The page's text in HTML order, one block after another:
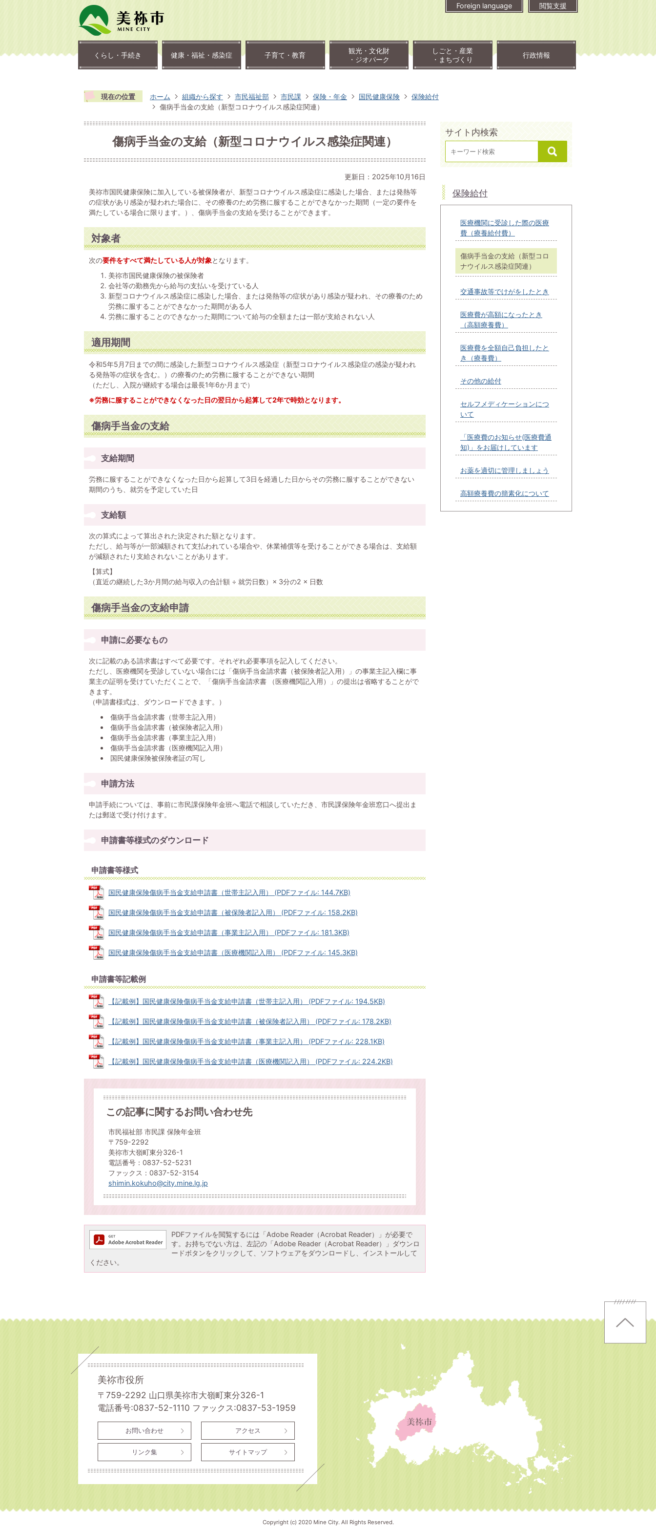
Foreign language 閲覧支援
くらし・手続き 健康・福祉・感染症 子育て・教育
観光・文化財
・ジオパーク
しごと・産業
・まちづくり
行政情報
現在の位置 ホーム 組織から探す 市民福祉部 市民課 保険・年金 国民健康保険
保険給付
傷病手当金の支給（新型コロナウイルス感染症関連）
傷病手当金の支給（新型コロナウイルス感染症関連）
更新日：2025年10月16日
美祢市国民健康保険に加入している被保険者が、新型コロナウイルス感染症に感染した場合、または発熱等
の症状があり感染が疑われた場合に、その療養のため労務に服することができなかった期間（一定の要件を
満たしている場合に限ります。）、傷病手当金の支給を受けることができます。
対象者
次の要件をすべて満たしている人が対象となります。
美祢市国民健康保険の被保険者
会社等の勤務先から給与の支払いを受けている人
新型コロナウイルス感染症に感染した場合、または発熱等の症状があり感染が疑われ、その療養のため
労務に服することができなかった期間がある人
労務に服することのできなかった期間について給与の全額または一部が支給されない人
適用期間
令和5年5月7日までの間に感染した新型コロナウイルス感染症（新型コロナウイルス感染症の感染が疑われ
る発熱等の症状を含む。）の療養のため労務に服することができない期間
（ただし、入院が継続する場合は最長1年6か月まで）
※労務に服することができなくなった日の翌日から起算して2年で時効となります。
傷病手当金の支給
支給期間
労務に服することができなくなった日から起算して3日を経過した日からその労務に服することができない
期間のうち、就労を予定していた日
支給額
次の算式によって算出された決定された額となります。
ただし、給与等が一部減額されて支払われている場合や、休業補償等を受けることができる場合は、支給額
が減額されたり支給されないことがあります。
【算式】
（直近の継続した3か月間の給与収入の合計額 ÷ 就労日数）× 3分の2 × 日数
傷病手当金の支給申請
申請に必要なもの
次に記載のある請求書はすべて必要です。それぞれ必要事項を記入してください。
ただし、医療機関を受診していない場合には「傷病手当金請求書（被保険者記入用）」の事業主記入欄に事
業主の証明を受けていただくことで、「傷病手当金請求書 （医療機関記入用）」の提出は省略することがで
きます。
（申請書様式は、ダウンロードできます。）
傷病手当金請求書（世帯主記入用）
傷病手当金請求書（被保険者記入用）
傷病手当金請求書（事業主記入用）
傷病手当金請求書（医療機関記入用）
国民健康保険被保険者証の写し
申請方法
申請手続については、事前に市民課保険年金班へ電話で相談していただき、市民課保険年金班窓口へ提出ま
たは郵送で受け付けます。
申請書等様式のダウンロード
申請書等様式
国民健康保険傷病手当金支給申請書（世帯主記入用） (PDFファイル: 144.7KB)
国民健康保険傷病手当金支給申請書（被保険者記入用） (PDFファイル: 158.2KB)
国民健康保険傷病手当金支給申請書（事業主記入用） (PDFファイル: 181.3KB)
国民健康保険傷病手当金支給申請書（医療機関記入用） (PDFファイル: 145.3KB)
申請書等記載例
【記載例】国民健康保険傷病手当金支給申請書（世帯主記入用） (PDFファイル: 194.5KB)
【記載例】国民健康保険傷病手当金支給申請書（被保険者記入用） (PDFファイル: 178.2KB)
【記載例】国民健康保険傷病手当金支給申請書（事業主記入用） (PDFファイル: 228.1KB)
【記載例】国民健康保険傷病手当金支給申請書（医療機関記入用） (PDFファイル: 224.2KB)
この記事に関するお問い合わせ先
市民福祉部 市民課 保険年金班
〒759-2292
美祢市大嶺町東分326-1
電話番号：0837-52-5231
ファックス：0837-52-3154
shimin.kokuho@city.mine.lg.jp
PDFファイルを閲覧するには「Adobe Reader（Acrobat Reader）」が必要で
す。お持ちでない方は、左記の「Adobe Reader（Acrobat Reader）」ダウンロ
ードボタンをクリックして、ソフトウェアをダウンロードし、インストールして
ください。
サイト内検索
保険給付
医療機関に受診した際の医療
費（療養給付費）
傷病手当金の支給（新型コロ
ナウイルス感染症関連）
交通事故等でけがをしたとき
医療費が高額になったとき
（高額療養費）
医療費を全額自己負担したと
き（療養費）
その他の給付
セルフメディケーションにつ
いて
「医療費のお知らせ(医療費通
知)」をお届けしています
お薬を適切に管理しましょう
高額療養費の簡素化について
美祢市役所
〒759-2292 山口県美祢市大嶺町東分326-1
電話番号:0837-52-1110 ファックス:0837-53-1959
お問い合わせ アクセス
リンク集 サイトマップ
Copyright (c) 2020 Mine City. All Rights Reserved.